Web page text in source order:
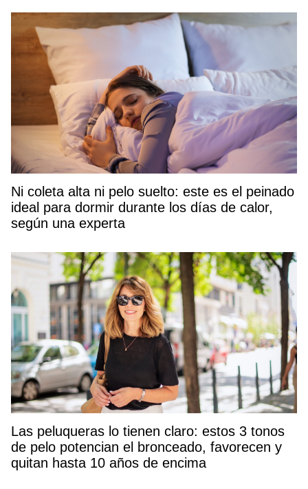
Ni coleta alta ni pelo suelto: este es el peinado
ideal para dormir durante los días de calor,
según una experta
Las peluqueras lo tienen claro: estos 3 tonos
de pelo potencian el bronceado, favorecen y
quitan hasta 10 años de encima